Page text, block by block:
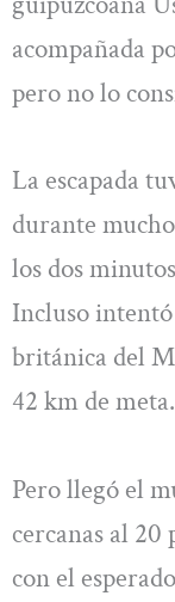
acompañada
pero no lo
La escapada
durante
los dos
Incluso
británica del
42 km de meta.
Pero llegó el
cercanas al
con el